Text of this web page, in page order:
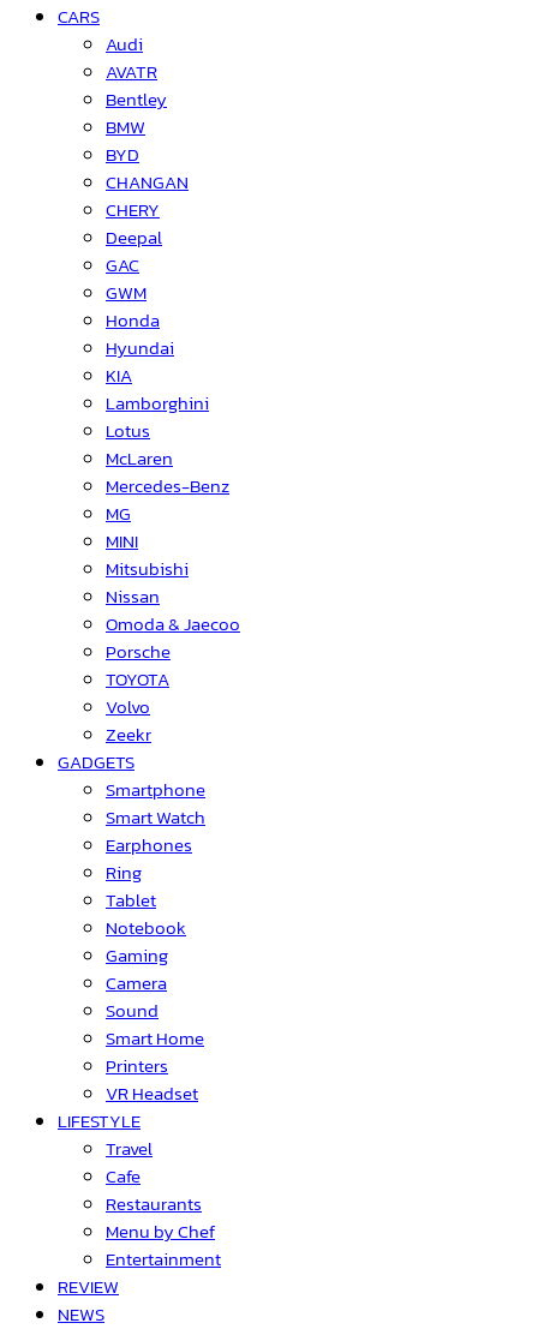
CARS
Audi
AVATR
Bentley
BMW
BYD
CHANGAN
CHERY
Deepal
GAC
GWM
Honda
Hyundai
KIA
Lamborghini
Lotus
McLaren
Mercedes-Benz
MG
MINI
Mitsubishi
Nissan
Omoda & Jaecoo
Porsche
TOYOTA
Volvo
Zeekr
GADGETS
Smartphone
Smart Watch
Earphones
Ring
Tablet
Notebook
Gaming
Camera
Sound
Smart Home
Printers
VR Headset
LIFESTYLE
Travel
Cafe
Restaurants
Menu by Chef
Entertainment
REVIEW
NEWS